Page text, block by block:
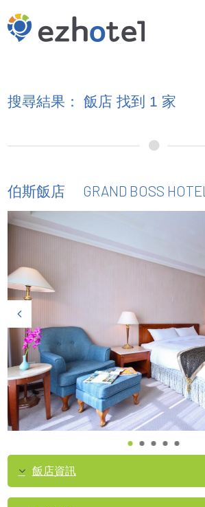
搜尋結果： 飯店 找到 1 家
伯斯飯店 GRAND BOSS HOTEL
飯店資訊